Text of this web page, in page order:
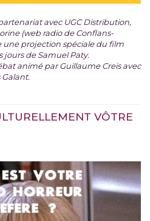
avec UGC Distribution,
(web radio de Conflans-
une projection spéciale du film
jours de Samuel Paty.
animé par Guillaume Creis avec
VÔTRE